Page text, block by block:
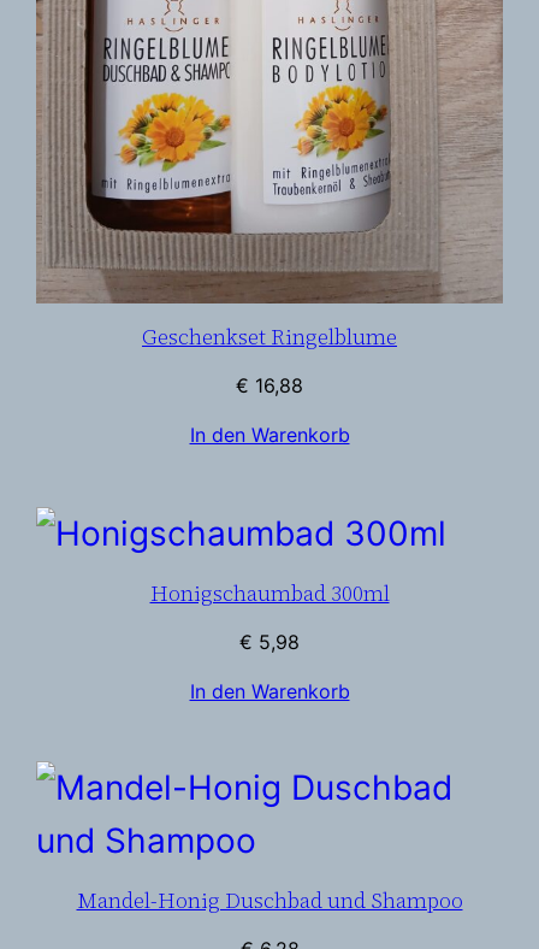
Geschenkset Ringelblume
€ 16,88
In den Warenkorb
Honigschaumbad 300ml
€ 5,98
In den Warenkorb
Mandel-Honig Duschbad und Shampoo